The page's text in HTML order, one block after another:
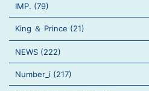
IMP. (79)
King ＆ Prince (21)
NEWS (222)
Number_i (217)